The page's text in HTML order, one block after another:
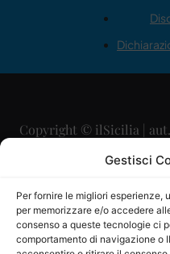
Gestisci
Per fornire le migliori
per memorizzare e/o accedere
consenso a queste tecnologie ci
comportamento di navigazione o
Copyright © ilSicilia |
29/
Direttore